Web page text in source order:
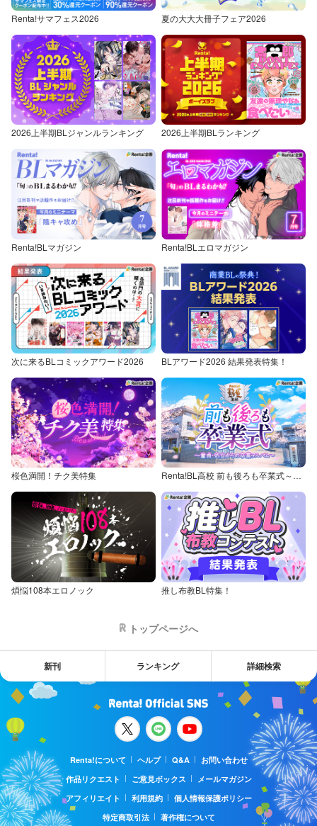
Renta!サマフェス2026 夏の大大大冊子フェア2026
2026上半期BLジャンルランキング 2026上半期BLランキング
Renta!BLマガジン Renta!BLエロマガジン
次に来るBLコミックアワード2026 BLアワード2026 結果発表特集！
桜色満開！チク美特集 Renta!BL高校 前も後ろも卒業式～童貞・処女からの卒業アルバム～
煩悩108本エロノック 推し布教BL特集！
トップページへ
新刊 ランキング 詳細検索
Renta!について ヘルプ Q&A
お問い合わせ
作品リクエスト
ご意見ボックス
メールマガジン
アフィリエイト
利用規約
個人情報保護ポリシー
特定商取引法
著作権について